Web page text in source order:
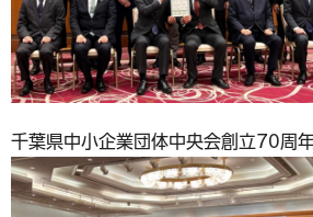
千葉県中小企業団体中央会創立70周